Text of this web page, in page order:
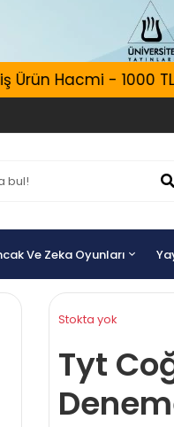
Hacmi - 1000 TL
Ve Zeka Oyunları
Stokta yok
Tyt